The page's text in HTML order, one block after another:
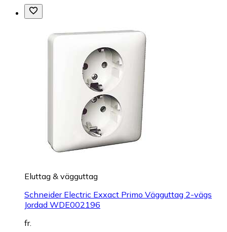
Eluttag & vägguttag
Schneider Electric Exxact Primo Vägguttag 2-vägs
Jordad WDE002196
fr.